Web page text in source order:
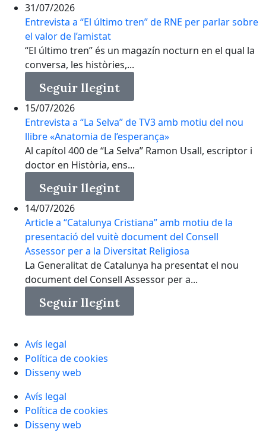
31/07/2026
Entrevista a “El último tren” de RNE per parlar sobre
el valor de l’amistat
“El último tren” és un magazín nocturn en el qual la
conversa, les històries,...
Seguir llegint
15/07/2026
Entrevista a “La Selva” de TV3 amb motiu del nou
llibre «Anatomia de l’esperança»
Al capítol 400 de “La Selva” Ramon Usall, escriptor i
doctor en Història, ens...
Seguir llegint
14/07/2026
Article a “Catalunya Cristiana” amb motiu de la
presentació del vuitè document del Consell
Assessor per a la Diversitat Religiosa
La Generalitat de Catalunya ha presentat el nou
document del Consell Assessor per a...
Seguir llegint
Avís legal
Política de cookies
Disseny web
Avís legal
Política de cookies
Disseny web